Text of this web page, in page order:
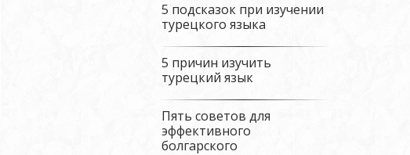
5 подсказок при изучении
турецкого языка
5 причин изучить
турецкий язык
Пять советов для
эффективного
болгарского